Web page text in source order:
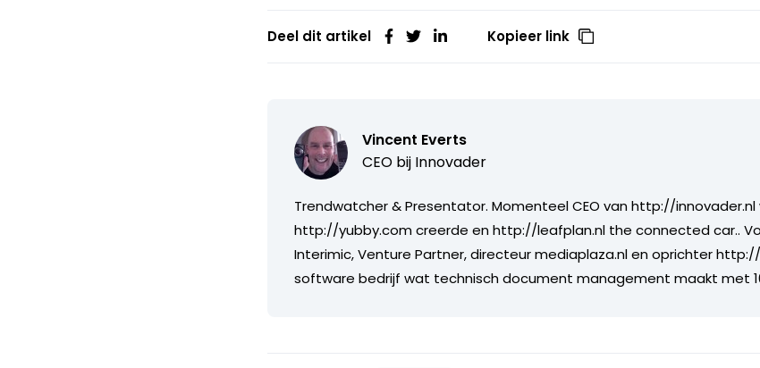
Deel dit artikel Kopieer link
Vincent Everts
CEO bij Innovader
Trendwatcher & Presentator. Momenteel CEO van http://
http://yubby.com creerde en http://leafplan.nl the connected car..
Interimic, Venture Partner, directeur mediaplaza.nl en oprichter
software bedrijf wat technisch document management maakt met